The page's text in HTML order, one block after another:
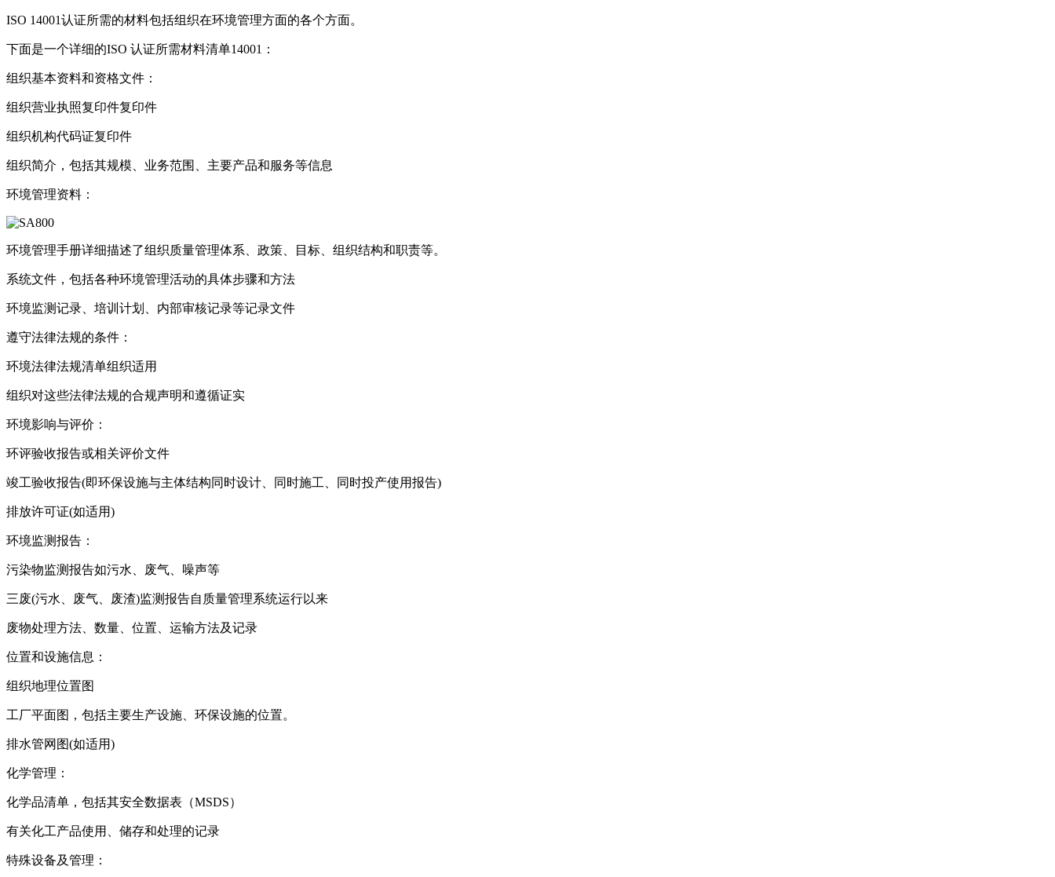
ISO 14001认证所需的材料包括组织在环境管理方面的各个方面。
下面是一个详细的ISO 认证所需材料清单14001：
组织基本资料和资格文件：
组织营业执照复印件复印件
组织机构代码证复印件
组织简介，包括其规模、业务范围、主要产品和服务等信息
环境管理资料：
环境管理手册详细描述了组织质量管理体系、政策、目标、组织结构和职责等。
系统文件，包括各种环境管理活动的具体步骤和方法
环境监测记录、培训计划、内部审核记录等记录文件
遵守法律法规的条件：
环境法律法规清单组织适用
组织对这些法律法规的合规声明和遵循证实
环境影响与评价：
环评验收报告或相关评价文件
竣工验收报告(即环保设施与主体结构同时设计、同时施工、同时投产使用报告)
排放许可证(如适用)
环境监测报告：
污染物监测报告如污水、废气、噪声等
三废(污水、废气、废渣)监测报告自质量管理系统运行以来
废物处理方法、数量、位置、运输方法及记录
位置和设施信息：
组织地理位置图
工厂平面图，包括主要生产设施、环保设施的位置。
排水管网图(如适用)
化学管理：
化学品清单，包括其安全数据表（MSDS）
有关化工产品使用、储存和处理的记录
特殊设备及管理：